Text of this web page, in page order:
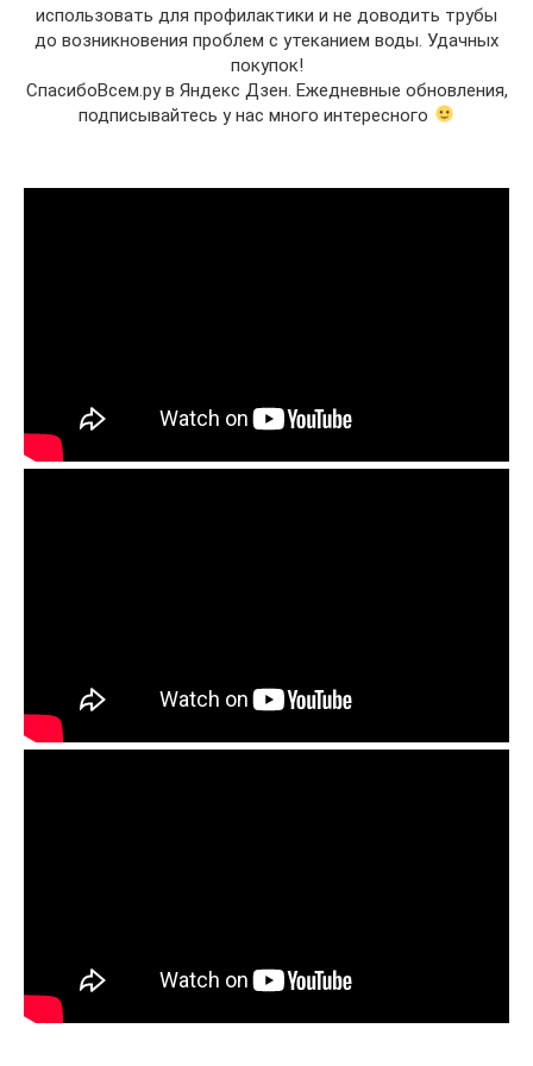
использовать для профилактики и не доводить трубы
до возникновения проблем с утеканием воды. Удачных
покупок!
СпасибоВсем.ру в Яндекс Дзен. Ежедневные обновления,
подписывайтесь у нас много интересного